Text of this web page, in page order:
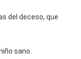
del deceso, que
sano.